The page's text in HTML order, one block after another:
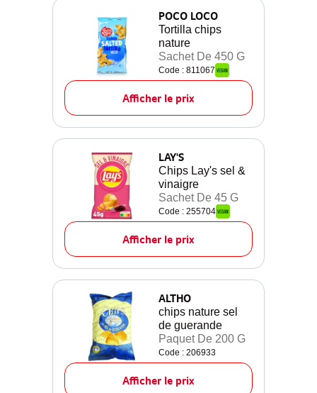
POCO LOCO
Tortilla chips
nature
Sachet De 450 G
Code : 811067
Afficher le prix
LAY'S
Chips Lay's sel &
vinaigre
Sachet De 45 G
Code : 255704
Afficher le prix
ALTHO
chips nature sel
de guerande
Paquet De 200 G
Code : 206933
Afficher le prix